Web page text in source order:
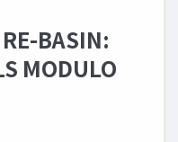
BASIN:
MODULO